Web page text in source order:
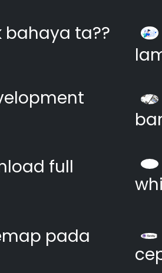
bahaya ta??
full
pada